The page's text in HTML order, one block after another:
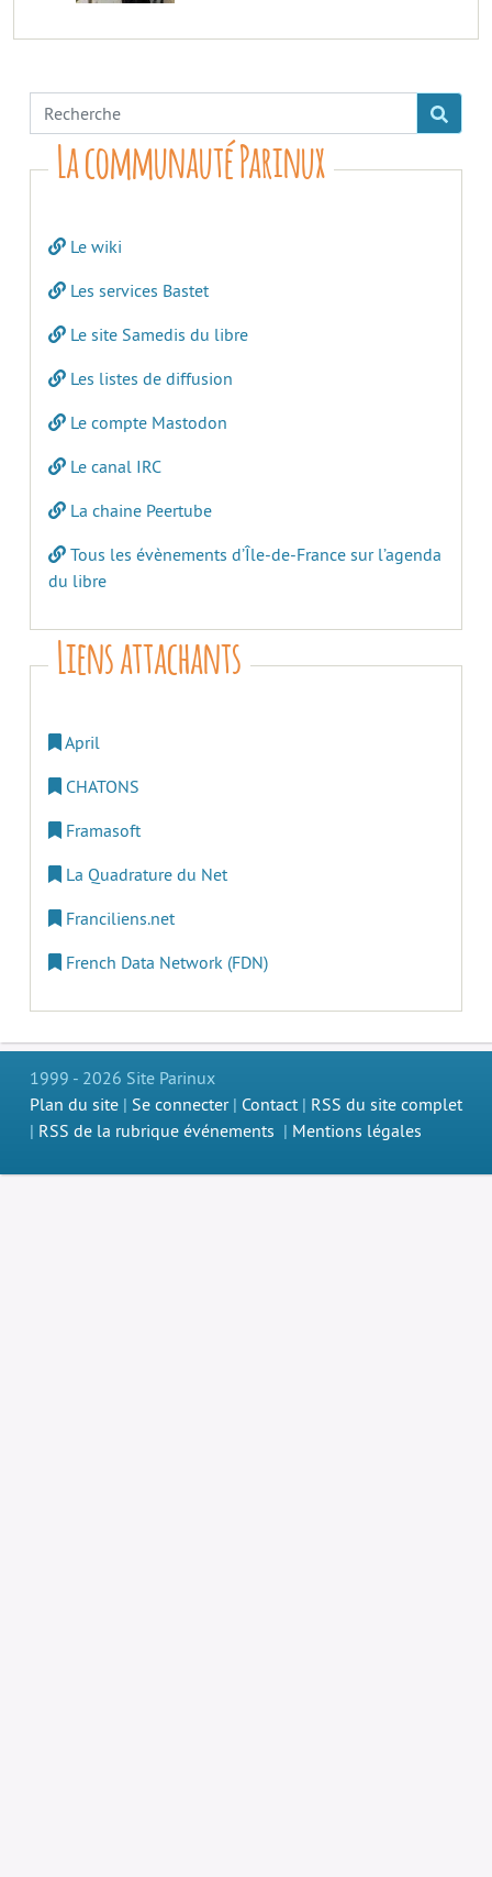
La communauté Parinux
Le wiki
Les services Bastet
Le site Samedis du libre
Les listes de diffusion
Le compte Mastodon
Le canal IRC
La chaine Peertube
Tous les évènements d’Île-de-France sur l’agenda
du libre
Liens attachants
April
CHATONS
Framasoft
La Quadrature du Net
Franciliens.net
French Data Network (FDN)
1999 - 2026 Site Parinux
Plan du site | Se connecter| Contact | RSS du site complet
| RSS de la rubrique événements | Mentions légales